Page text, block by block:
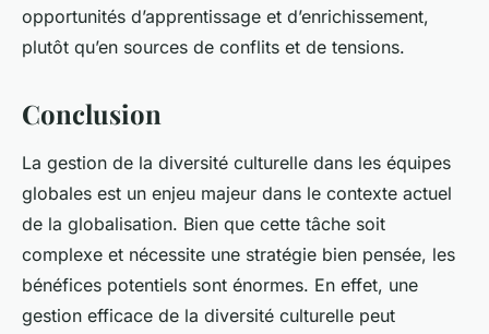
opportunités d’apprentissage et d’enrichissement,
plutôt qu’en sources de conflits et de tensions.
Conclusion
La gestion de la diversité culturelle dans les équipes
globales est un enjeu majeur dans le contexte actuel
de la globalisation. Bien que cette tâche soit
complexe et nécessite une stratégie bien pensée, les
bénéfices potentiels sont énormes. En effet, une
gestion efficace de la diversité culturelle peut